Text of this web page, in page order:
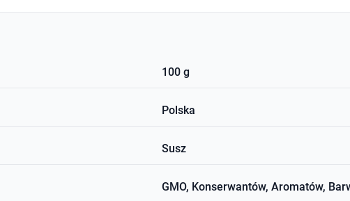
100 g
Polska
Susz
GMO, Konserwantów, Aromatów,